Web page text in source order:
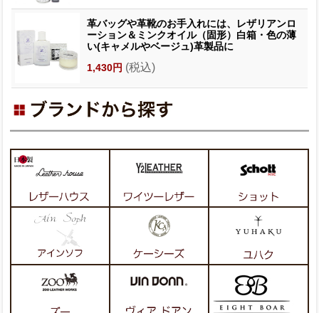
革バッグや革靴のお手入れには、レザリアンロ
ーション＆ミンクオイル（固形）白箱・色の薄
い(キャメルやベージュ)革製品に
1,430円 (税込)